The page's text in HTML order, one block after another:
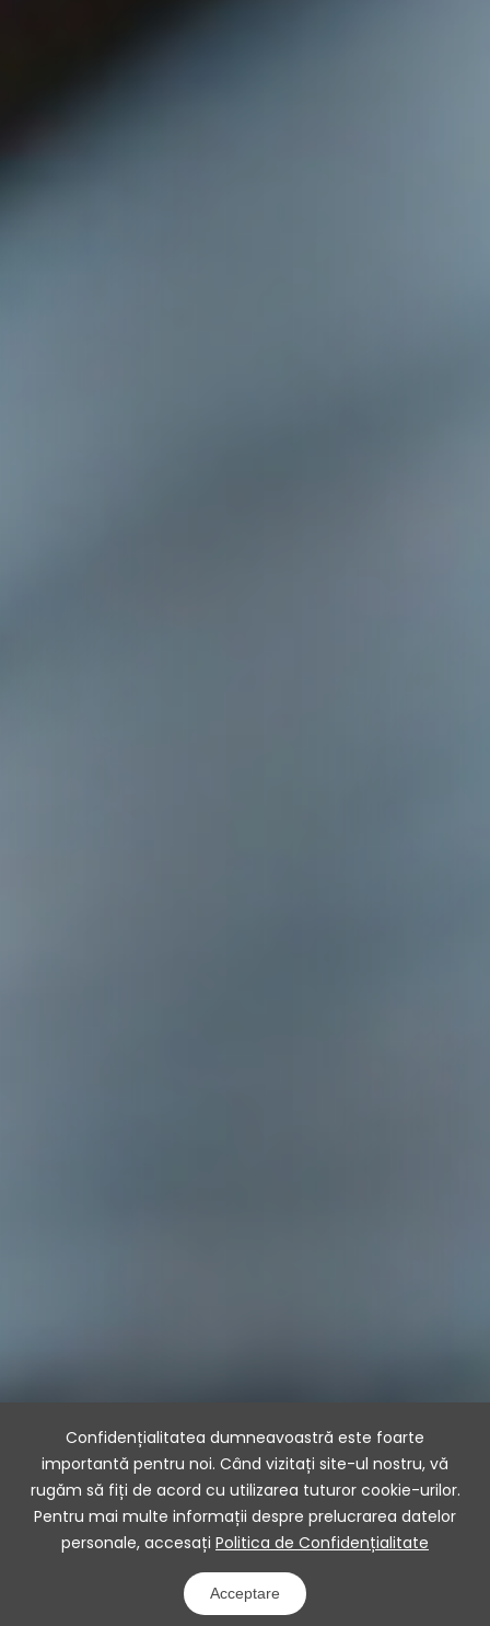
Confidențialitatea dumneavoastră este foarte
importantă pentru noi. Când vizitați site-ul nostru, vă
rugăm să fiți de acord cu utilizarea tuturor cookie-urilor.
Pentru mai multe informații despre prelucrarea datelor
personale, accesați Politica de Confidențialitate
Acceptare